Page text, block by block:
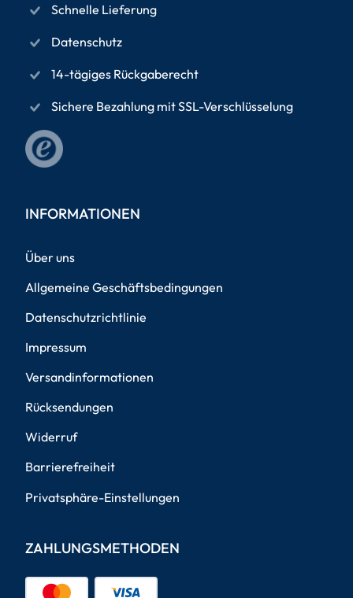
Schnelle Lieferung
Datenschutz
14-tägiges Rückgaberecht
Sichere Bezahlung mit SSL-Verschlüsselung
INFORMATIONEN
Über uns
Allgemeine Geschäftsbedingungen
Datenschutzrichtlinie
Impressum
Versandinformationen
Rücksendungen
Widerruf
Barrierefreiheit
Privatsphäre-Einstellungen
ZAHLUNGSMETHODEN